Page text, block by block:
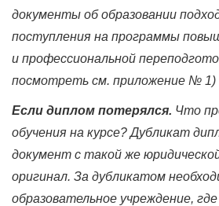
документы об образовании
поступления на программы
и профессиональной
посмотреть см. приложение № 1)
Если диплом потерялся. Что
обучения на курсе? Дубликат
документ с такой же
оригинал. За дубликатом
образовательное учреждение,